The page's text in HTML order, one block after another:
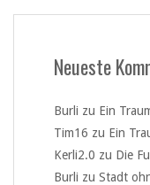
Neueste
Burli zu Ein
Tim16 zu Ein
Kerli2.0 zu Die
Burli zu Stadt